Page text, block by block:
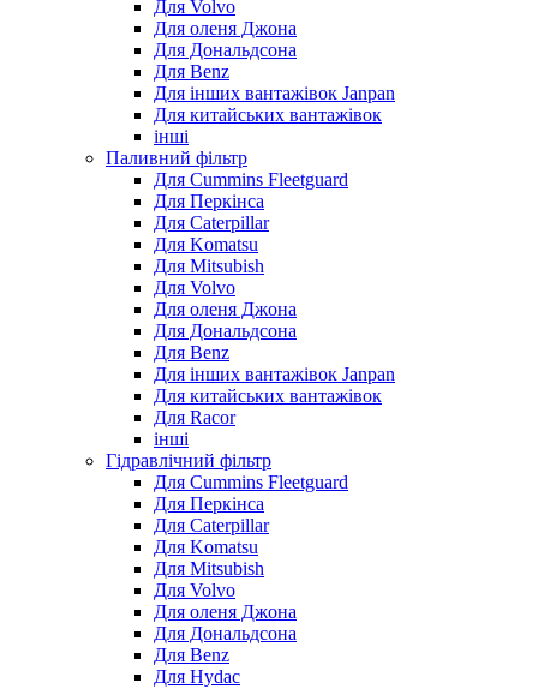
Для Volvo
Для оленя Джона
Для Дональдсона
Для Benz
Для інших вантажівок Janpan
Для китайських вантажівок
інші
Паливний фільтр
Для Cummins Fleetguard
Для Перкінса
Для Caterpillar
Для Komatsu
Для Mitsubish
Для Volvo
Для оленя Джона
Для Дональдсона
Для Benz
Для інших вантажівок Janpan
Для китайських вантажівок
Для Racor
інші
Гідравлічний фільтр
Для Cummins Fleetguard
Для Перкінса
Для Caterpillar
Для Komatsu
Для Mitsubish
Для Volvo
Для оленя Джона
Для Дональдсона
Для Benz
Для Hydac